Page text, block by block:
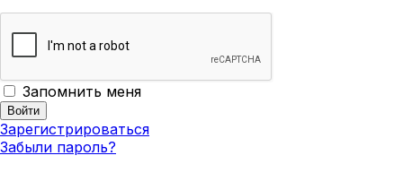
Запомнить меня
Зарегистрироваться
Забыли пароль?